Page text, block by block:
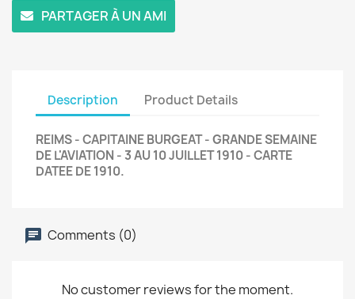
PARTAGER À UN AMI
Description Product Details
REIMS - CAPITAINE BURGEAT - GRANDE SEMAINE
DE L'AVIATION - 3 AU 10 JUILLET 1910 - CARTE
DATEE DE 1910.
Comments (0)
No customer reviews for the moment.